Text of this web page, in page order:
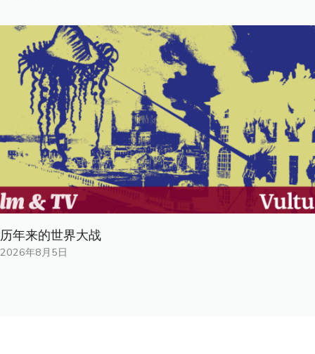
历年来的世界大战
2026年8月5日